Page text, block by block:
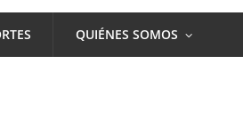
QUIÉNES SOMOS